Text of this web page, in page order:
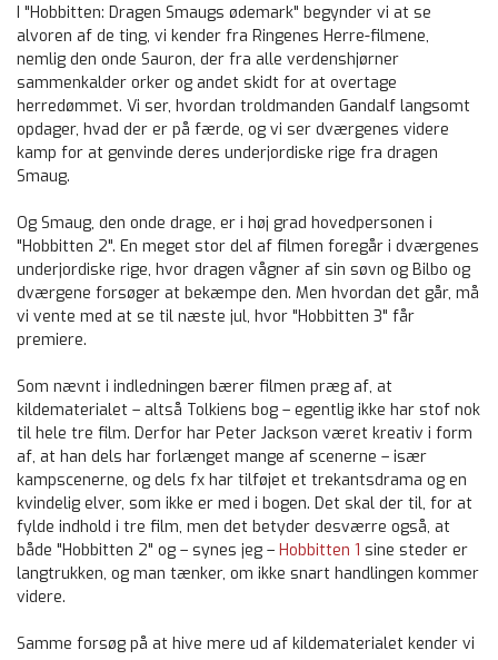
I "Hobbitten: Dragen Smaugs ødemark" begynder vi at se
alvoren af de ting, vi kender fra Ringenes Herre-filmene,
nemlig den onde Sauron, der fra alle verdenshjørner
sammenkalder orker og andet skidt for at overtage
herredømmet. Vi ser, hvordan troldmanden Gandalf langsomt
opdager, hvad der er på færde, og vi ser dværgenes videre
kamp for at genvinde deres underjordiske rige fra dragen
Smaug.
Og Smaug, den onde drage, er i høj grad hovedpersonen i
"Hobbitten 2". En meget stor del af filmen foregår i dværgenes
underjordiske rige, hvor dragen vågner af sin søvn og Bilbo og
dværgene forsøger at bekæmpe den. Men hvordan det går, må
vi vente med at se til næste jul, hvor "Hobbitten 3" får
premiere.
Som nævnt i indledningen bærer filmen præg af, at
kildematerialet – altså Tolkiens bog – egentlig ikke har stof nok
til hele tre film. Derfor har Peter Jackson været kreativ i form
af, at han dels har forlænget mange af scenerne – især
kampscenerne, og dels fx har tilføjet et trekantsdrama og en
kvindelig elver, som ikke er med i bogen. Det skal der til, for at
fylde indhold i tre film, men det betyder desværre også, at
både "Hobbitten 2" og – synes jeg – Hobbitten 1 sine steder er
langtrukken, og man tænker, om ikke snart handlingen kommer
videre.
Samme forsøg på at hive mere ud af kildematerialet kender vi